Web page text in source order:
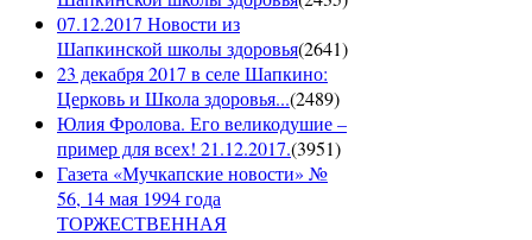
07.12.2017 Новости из
Шапкинской школы здоровья(2641)
23 декабря 2017 в селе Шапкино:
Церковь и Школа здоровья...(2489)
Юлия Фролова. Его великодушие –
пример для всех! 21.12.2017.(3951)
Газета «Мучкапские новости» №
56, 14 мая 1994 года
ТОРЖЕСТВЕННАЯ